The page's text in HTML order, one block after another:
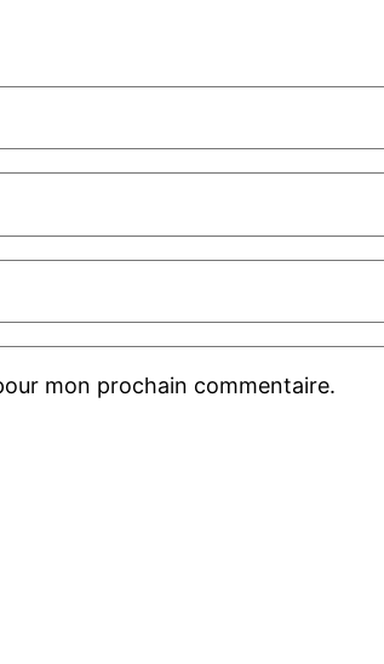
mon prochain commentaire.